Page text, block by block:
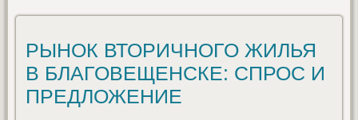
РЫНОК ВТОРИЧНОГО ЖИЛЬЯ
В БЛАГОВЕЩЕНСКЕ: СПРОС И
ПРЕДЛОЖЕНИЕ